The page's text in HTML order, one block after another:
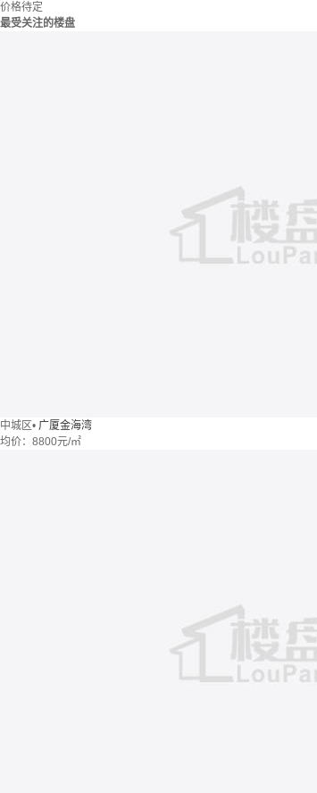
价格待定
最受关注的楼盘
中城区• 广厦金海湾
均价： 8800元/㎡